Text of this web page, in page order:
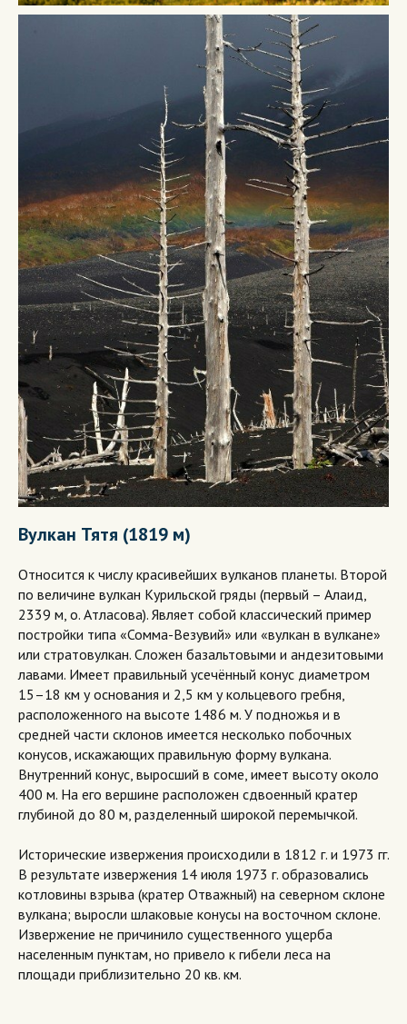
Вулкан Тятя (1819 м)
Относится к числу красивейших вулканов планеты. Второй
по величине вулкан Курильской гряды (первый – Алаид,
2339 м, о. Атласова). Являет собой классический пример
постройки типа «Сомма-Везувий» или «вулкан в вулкане»
или стратовулкан. Сложен базальтовыми и андезитовыми
лавами. Имеет правильный усечённый конус диаметром
15–18 км у основания и 2,5 км у кольцевого гребня,
расположенного на высоте 1486 м. У подножья и в
средней части склонов имеется несколько побочных
конусов, искажающих правильную форму вулкана.
Внутренний конус, выросший в соме, имеет высоту около
400 м. На его вершине расположен сдвоенный кратер
глубиной до 80 м, разделенный широкой перемычкой.
Исторические извержения происходили в 1812 г. и 1973 гг.
В результате извержения 14 июля 1973 г. образовались
котловины взрыва (кратер Отважный) на северном склоне
вулкана; выросли шлаковые конусы на восточном склоне.
Извержение не причинило существенного ущерба
населенным пунктам, но привело к гибели леса на
площади приблизительно 20 кв. км.